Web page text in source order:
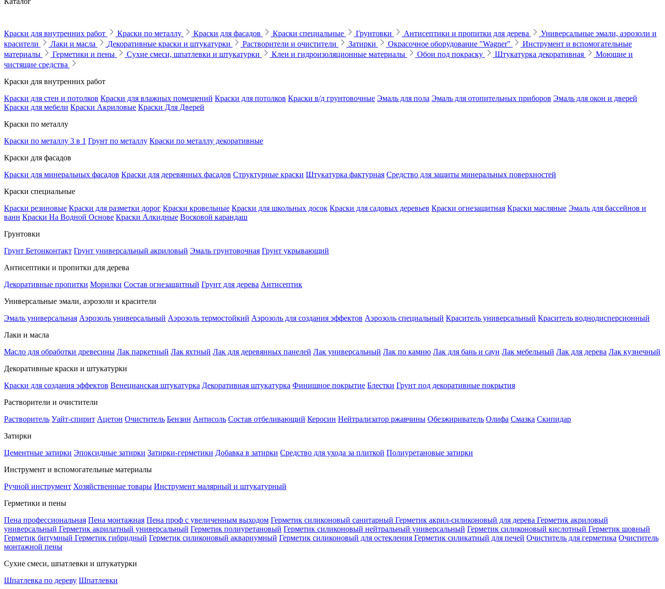
Краски для внутренних работ Краски по металлу Краски для фасадов Краски специальные Грунтовки Антисептики и пропитки для дерева
Универсальные эмали, аэрозоли и
красители
Лаки и масла Декоративные краски и штукатурки Растворители и очистители Затирки Окрасочное оборудование "Wagner"
Инструмент и вспомогательные
материалы
Герметики и пены Сухие смеси, шпатлевки и штукатурки Клеи и гидроизоляционные материалы Обои под покраску Штукатурка декоративная
Моющие и
чистящие средства
Краски для внутренних работ
Краски для стен и потолков Краски для влажных помещений Краски для потолков Краски в/д грунтовочные Эмаль для пола Эмаль для отопительных приборов Эмаль для окон и дверей
Краски для мебели Краски Акриловые Краски Для Дверей
Краски по металлу
Краски по металлу 3 в 1 Грунт по металлу Краски по металлу декоративные
Краски для фасадов
Краски для минеральных фасадов Краски для деревянных фасадов Структурные краски Штукатурка фактурная Средство для защиты минеральных поверхностей
Краски специальные
Краски резиновые Краски для разметки дорог Краски кровельные Краски для школьных досок Краски для садовых деревьев Краски огнезащитная Краски масляные Эмаль для бассейнов и
ванн Краски На Водной Основе Краски Алкидные Восковой карандаш
Грунтовки
Грунт Бетонконтакт Грунт универсальный акриловый Эмаль грунтовочная Грунт укрывающий
Антисептики и пропитки для дерева
Декоративные пропитки Морилки Состав огнезащитный Грунт для дерева Антисептик
Универсальные эмали, аэрозоли и красители
Эмаль универсальная Аэрозоль универсальный Аэрозоль термостойкий Аэрозоль для создания эффектов Аэрозоль специальный Краситель универсальный Краситель воднодисперсионный
Лаки и масла
Масло для обработки древесины Лак паркетный Лак яхтный Лак для деревянных панелей Лак универсальный Лак по камню Лак для бань и саун Лак мебельный Лак для дерева Лак кузнечный
Декоративные краски и штукатурки
Краски для создания эффектов Венецианская штукатурка Декоративная штукатурка Финишное покрытие Блестки Грунт под декоративные покрытия
Растворители и очистители
Растворитель Уайт-спирит Ацетон Очиститель Бензин Антисоль Состав отбеливающий Керосин Нейтрализатор ржавчины Обезжириватель Олифа Смазка Скипидар
Затирки
Цементные затирки Эпоксидные затирки Затирки-герметики Добавка в затирки Средство для ухода за плиткой Полиуретановые затирки
Инструмент и вспомогательные материалы
Ручной инструмент Хозяйственные товары Инструмент малярный и штукатурный
Герметики и пены
Пена профессиональная Пена монтажная Пена проф с увеличенным выходом Герметик силиконовый санитарный Герметик акрил-силиконовый для дерева Герметик акриловый
универсальный Герметик акрилатный универсальный Герметик полиуретановый Герметик силиконовый нейтральный универсальный Герметик силиконовый кислотный Герметик шовный
Герметик битумный Герметик гибридный Герметик силиконовый аквариумный Герметик силиконовый для остекления Герметик силикатный для печей Очиститель для герметика Очиститель
монтажной пены
Сухие смеси, шпатлевки и штукатурки
Шпатлевка по дереву Шпатлевки